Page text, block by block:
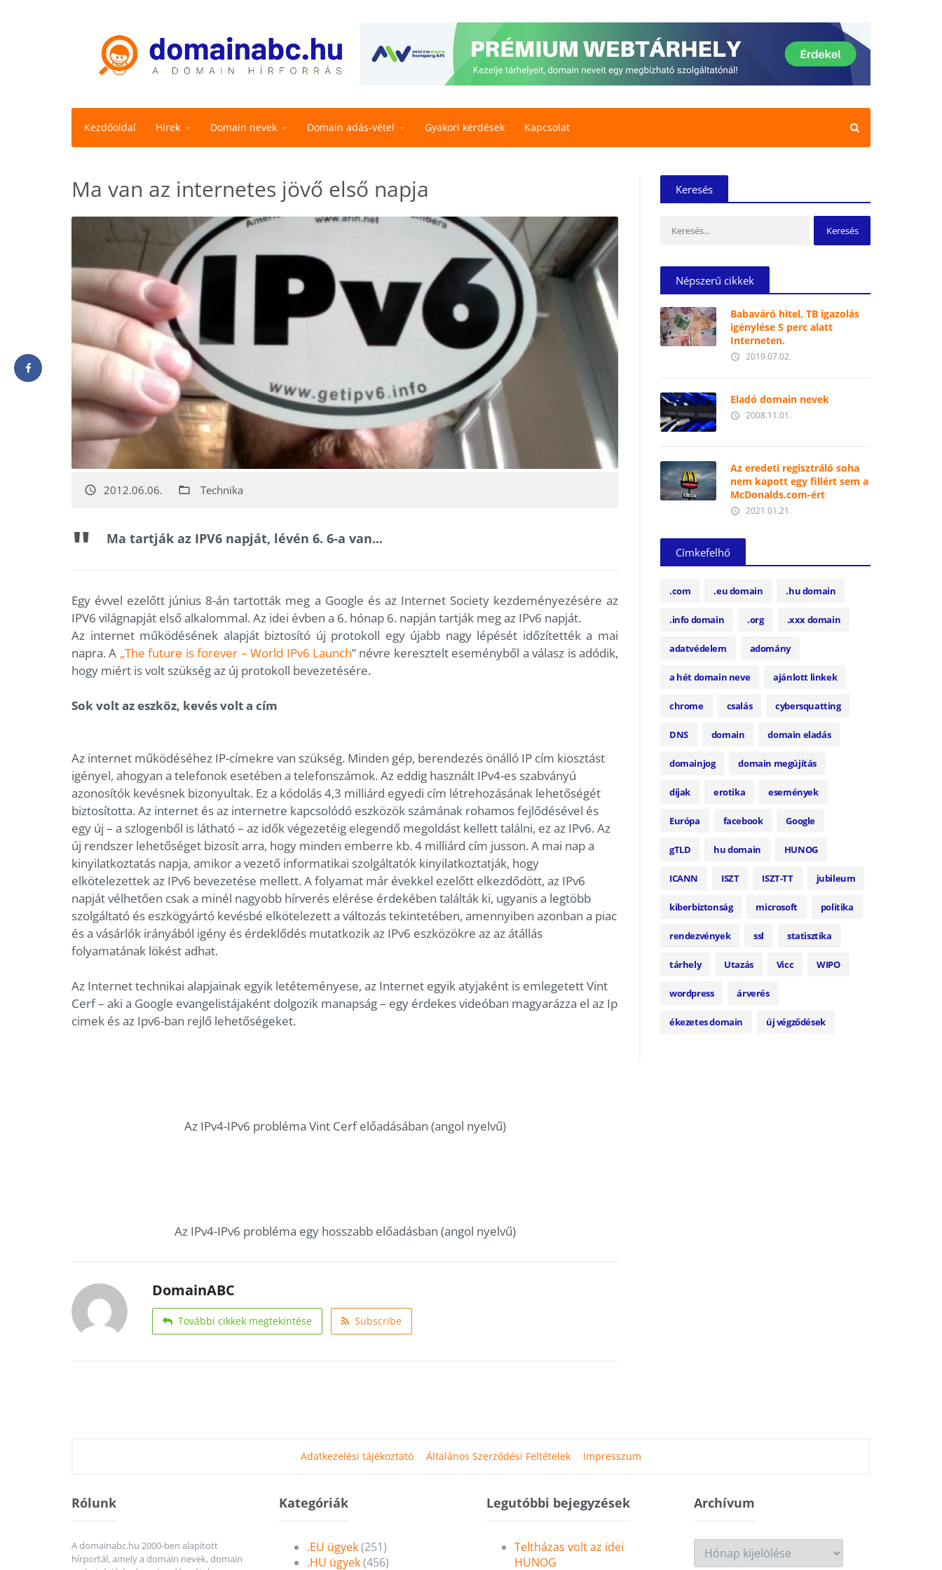
Kezdőoldal Hírek Domain nevek Domain adás-vétel Gyakori kérdések Kapcsolat
Ma van az internetes jövő első napja
access_time 2012.06.06. folder_open Technika
Ma tartják az IPV6 napját, lévén 6. 6-a van...
Egy évvel ezelőtt június 8-án tartották meg a Google és az Internet Society kezdeményezésére az
IPV6 világnapját első alkalommal. Az idei évben a 6. hónap 6. napján tartják meg az IPv6 napját.
Az internet működésének alapját biztosító új protokoll egy újabb nagy lépését időzítették a mai
napra. A „The future is forever – World IPv6 Launch” névre keresztelt eseményből a válasz is adódik,
hogy miért is volt szükség az új protokoll bevezetésére.
Sok volt az eszköz, kevés volt a cím
Az internet működéséhez IP-címekre van szükség. Minden gép, berendezés önálló IP cím kiosztást
igényel, ahogyan a telefonok esetében a telefonszámok. Az eddig használt IPv4-es szabványú
azonosítók kevésnek bizonyultak. Ez a kódolás 4,3 milliárd egyedi cím létrehozásának lehetőségét
biztosította. Az internet és az internetre kapcsolódó eszközök számának rohamos fejlődésével és
egy új – a szlogenből is látható – az idők végezetéig elegendő megoldást kellett találni, ez az IPv6. Az
új rendszer lehetőséget bizosít arra, hogy minden emberre kb. 4 milliárd cím jusson. A mai nap a
kinyilatkoztatás napja, amikor a vezető informatikai szolgáltatók kinyilatkoztatják, hogy
elkötelezettek az IPv6 bevezetése mellett. A folyamat már évekkel ezelőtt elkezdődött, az IPv6
napját vélhetően csak a minél nagyobb hírverés elérése érdekében találták ki, ugyanis a legtöbb
szolgáltató és eszkögyártó kevésbé elkötelezett a változás tekintetében, amennyiben azonban a piac
és a vásárlók irányából igény és érdeklődés mutatkozik az IPv6 eszközökre az az átállás
folyamatának lökést adhat.
Az Internet technikai alapjainak egyik letéteményese, az Internet egyik atyjaként is emlegetett Vint
Cerf – aki a Google evangelistájaként dolgozik manapság – egy érdekes videóban magyarázza el az Ip
cimek és az Ipv6-ban rejlő lehetőségeket.
Az IPv4-IPv6 probléma Vint Cerf előadásában (angol nyelvű)
Az IPv4-IPv6 probléma egy hosszabb előadásban (angol nyelvű)
DomainABC
További cikkek megtekintése Subscribe
Keresés
Népszerű cikkek
Babaváró hitel, TB igazolás
igénylése 5 perc alatt
Interneten.
access_time 2019.07.02.
Eladó domain nevek
access_time 2008.11.01.
Az eredeti regisztráló soha
nem kapott egy fillért sem a
McDonalds.com-ért
access_time 2021.01.21.
Címkefelhő
.com .eu domain .hu domain
.info domain .org .xxx domain
adatvédelem adomány
a hét domain neve ajánlott linkek
chrome csalás cybersquatting
DNS domain domain eladás
domainjog domain megújítás
díjak erotika események
Európa facebook Google
gTLD hu domain HUNOG
ICANN ISZT ISZT-TT jubileum
kiberbiztonság microsoft politika
rendezvények ssl statisztika
tárhely Utazás Vicc WIPO
wordpress árverés
ékezetes domain új végződések
Adatkezelési tájékoztató Általános Szerződési Feltételek Impresszum
Rólunk
A domainabc.hu 2000-ben alapított
hírportál, amely a domain nevek, domain
Kategóriák
.EU ügyek(251)
.HU ügyek(456)
Legutóbbi bejegyzések
Teltházas volt az idei
HUNOG
ArchívumArchívum